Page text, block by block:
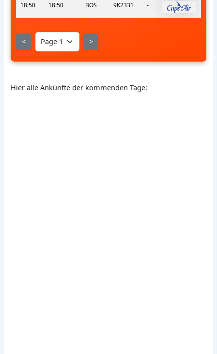
18:50 18:50 BOS 9K2331 -
< >
Hier alle Ankünfte der kommenden Tage: